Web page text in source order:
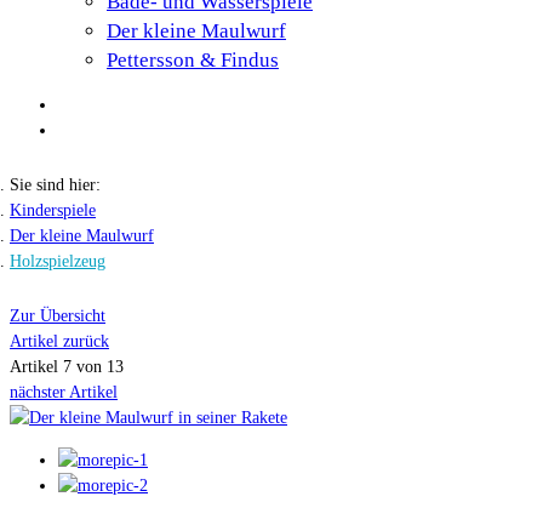
Der kleine Maulwurf
Pettersson & Findus
Sie sind hier:
Kinderspiele
Der kleine Maulwurf
Holzspielzeug
Zur Übersicht
Artikel zurück
Artikel 7 von 13
nächster Artikel